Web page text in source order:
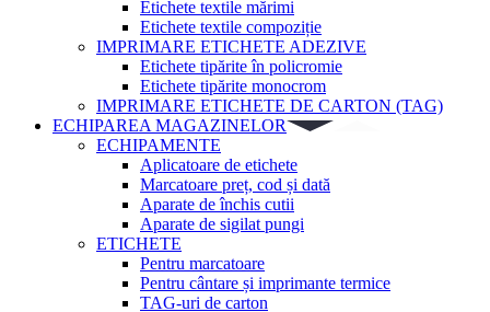
Etichete textile mărimi
Etichete textile compoziție
IMPRIMARE ETICHETE ADEZIVE
Etichete tipărite în policromie
Etichete tipărite monocrom
IMPRIMARE ETICHETE DE CARTON (TAG)
ECHIPAREA MAGAZINELOR
ECHIPAMENTE
Aplicatoare de etichete
Marcatoare preț, cod și dată
Aparate de închis cutii
Aparate de sigilat pungi
ETICHETE
Pentru marcatoare
Pentru cântare și imprimante termice
TAG-uri de carton